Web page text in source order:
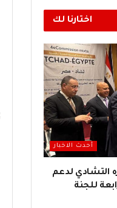
اختارنا لك
أحدث الاخبار
التشادي لدعم
للجنة